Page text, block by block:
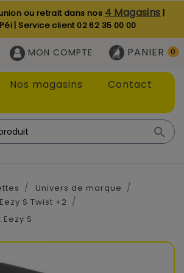
ou retrait dans nos 4 Magasins |
| Service client02 62 35 00 00
PANIER 0
MON COMPTE
Nos magasins Contact

Univers de marque
Eezy S Twist +2
S